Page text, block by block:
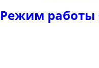
Режим работы